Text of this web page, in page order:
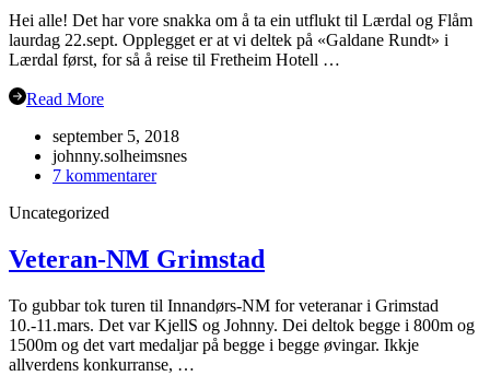
Hei alle! Det har vore snakka om å ta ein utflukt til Lærdal og Flåm
laurdag 22.sept. Opplegget er at vi deltek på «Galdane Rundt» i
Lærdal først, for så å reise til Fretheim Hotell …
Read More
september 5, 2018
johnny.solheimsnes
7 kommentarertil
Uncategorized
Veteran-NM Grimstad
To gubbar tok turen til Innandørs-NM for veteranar i Grimstad
10.-11.mars. Det var KjellS og Johnny. Dei deltok begge i 800m og
1500m og det vart medaljar på begge i begge øvingar. Ikkje
allverdens konkurranse, …